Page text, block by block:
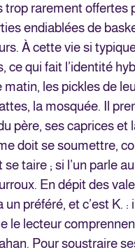
trop rarement offertes
endiablées de
À cette vie si
ce qui fait l’identité
matin, les pickles de
la mosquée. Il
père, ses caprices et
doit se soumettre,
taire ; si l’un parle
En dépit des
préféré, et c’est K. :
le lecteur
Pour soustraire